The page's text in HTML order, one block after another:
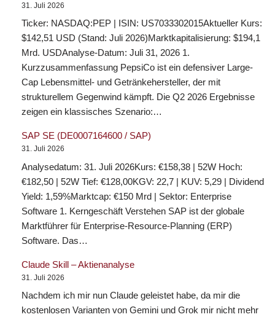
31. Juli 2026
Ticker: NASDAQ:PEP | ISIN: US7033302015Aktueller Kurs:
$142,51 USD (Stand: Juli 2026)Marktkapitalisierung: $194,1
Mrd. USDAnalyse-Datum: Juli 31, 2026 1.
Kurzzusammenfassung PepsiCo ist ein defensiver Large-
Cap Lebensmittel- und Getränkehersteller, der mit
strukturellem Gegenwind kämpft. Die Q2 2026 Ergebnisse
zeigen ein klassisches Szenario:…
SAP SE (DE0007164600 / SAP)
31. Juli 2026
Analysedatum: 31. Juli 2026Kurs: €158,38 | 52W Hoch:
€182,50 | 52W Tief: €128,00KGV: 22,7 | KUV: 5,29 | Dividend
Yield: 1,59%Marktcap: €150 Mrd | Sektor: Enterprise
Software 1. Kerngeschäft Verstehen SAP ist der globale
Marktführer für Enterprise-Resource-Planning (ERP)
Software. Das…
Claude Skill – Aktienanalyse
31. Juli 2026
Nachdem ich mir nun Claude geleistet habe, da mir die
kostenlosen Varianten von Gemini und Grok mir nicht mehr